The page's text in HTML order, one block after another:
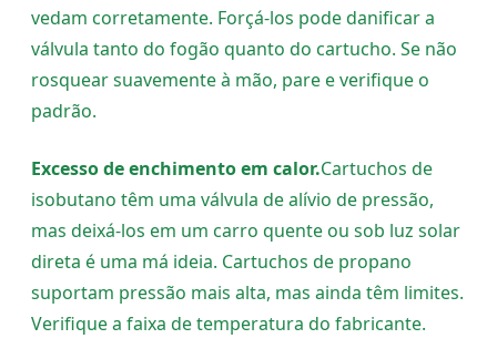
vedam corretamente. Forçá-los pode danificar a
válvula tanto do fogão quanto do cartucho. Se não
rosquear suavemente à mão, pare e verifique o
padrão.
Excesso de enchimento em calor.Cartuchos de
isobutano têm uma válvula de alívio de pressão,
mas deixá-los em um carro quente ou sob luz solar
direta é uma má ideia. Cartuchos de propano
suportam pressão mais alta, mas ainda têm limites.
Verifique a faixa de temperatura do fabricante.